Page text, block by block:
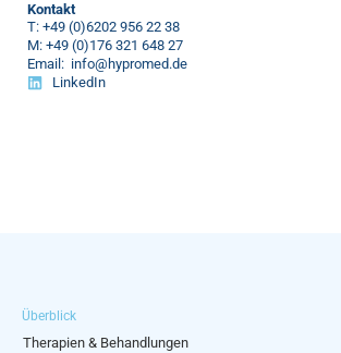
Kontakt
T: +49 (0)6202 956 22 38
M: +49 (0)176 321 648 27
Email: info@hypromed.de
LinkedIn
Überblick
Therapien & Behandlungen